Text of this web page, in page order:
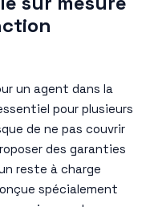
un agent dans la
pour plusieurs
de ne pas couvrir
des garanties
reste à charge
spécialement